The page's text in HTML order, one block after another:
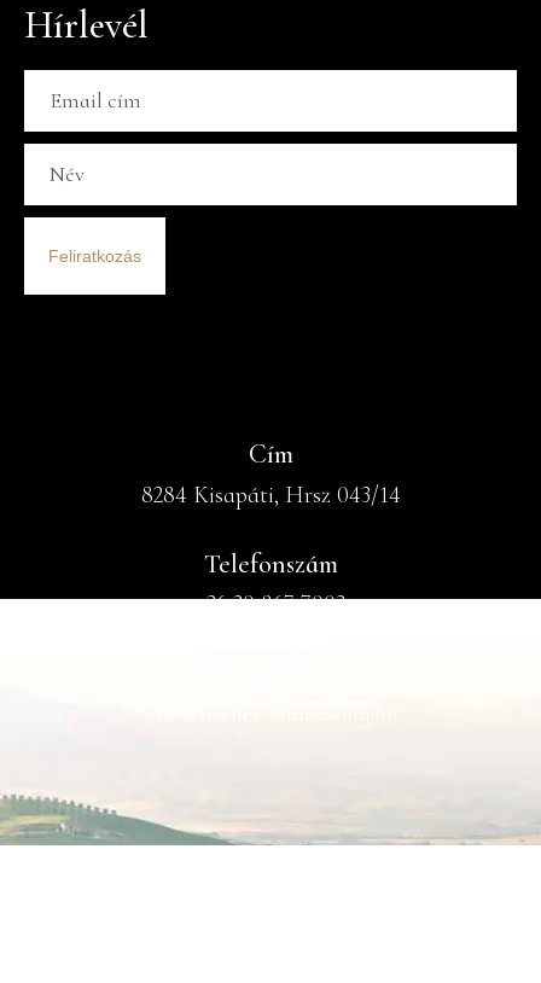
Hírlevél
Feliratkozás
Cím
8284 Kisapáti, Hrsz 043/14
Telefonszám
+36 30 867 7003